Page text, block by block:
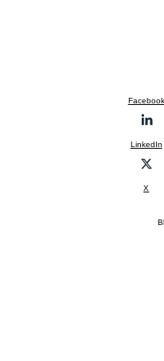
Facebook
LinkedIn
X